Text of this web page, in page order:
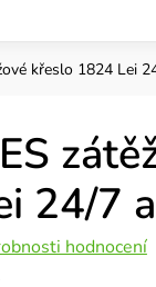
křeslo 1824 Lei
24/7
hodnocení